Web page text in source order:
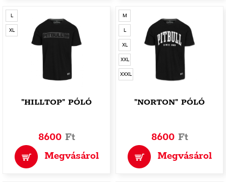
L
XL
"HILLTOP" PÓLÓ
8600 Ft
Megvásárol
M
L
XL
XXL
XXXL
"NORTON" PÓLÓ
8600 Ft
Megvásárol